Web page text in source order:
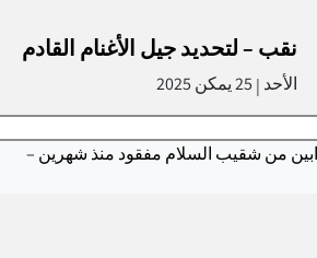
نقب – لتحديد جيل الأغنام القادم
الأحد | 25 يمكن 2025